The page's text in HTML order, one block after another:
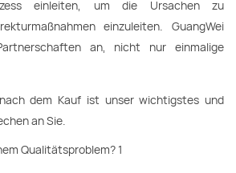
einleiten, um die Ursachen zu
einzuleiten. GuangWei
an, nicht nur einmalige
dem Kauf ist unser wichtigstes und
an Sie.